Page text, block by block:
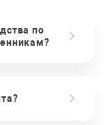
по